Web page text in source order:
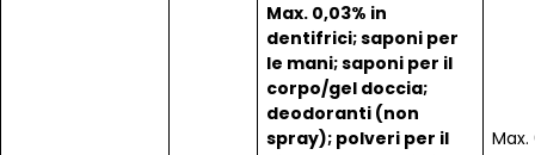
Max. 0,03% in
dentifrici; saponi per
le mani; saponi per il
corpo/gel doccia;
deodoranti (non
spray); polveri per il